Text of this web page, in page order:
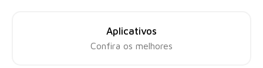
Aplicativos
Confira os melhores